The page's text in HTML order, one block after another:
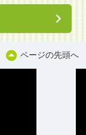
ページの先頭へ